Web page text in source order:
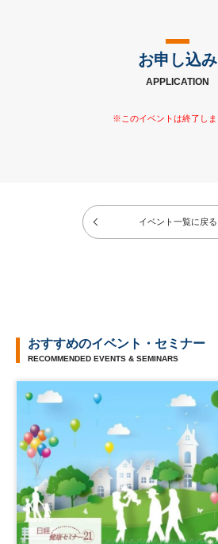
お申し込み
APPLICATION
イベント一覧に戻る
おすすめのイベント・セミナー
RECOMMENDED EVENTS & SEMINARS